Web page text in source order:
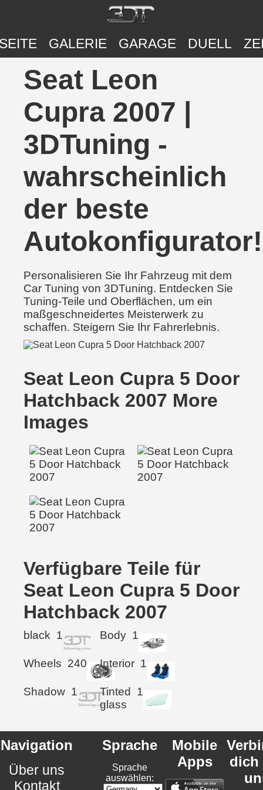
GALERIE GARAGE DUELL
Seat Leon
Cupra 2007 |
3DTuning -
wahrscheinlich
der beste
Autokonfigurator!
Personalisieren Sie Ihr Fahrzeug mit dem
Car Tuning von 3DTuning. Entdecken Sie
Tuning-Teile und Oberflächen, um ein
maßgeschneidertes Meisterwerk zu
schaffen. Steigern Sie Ihr Fahrerlebnis.
Seat Leon Cupra 5 Door
Hatchback 2007 More
Images
Verfügbare Teile für
Seat Leon Cupra 5 Door
Hatchback 2007
black 1 Body 1
Wheels 240 Interior 1
Shadow 1
Tinted
glass
1
Navigation
Über uns
Kontakt
Sprache
Sprache
auswählen:
Mobile
Apps
dich